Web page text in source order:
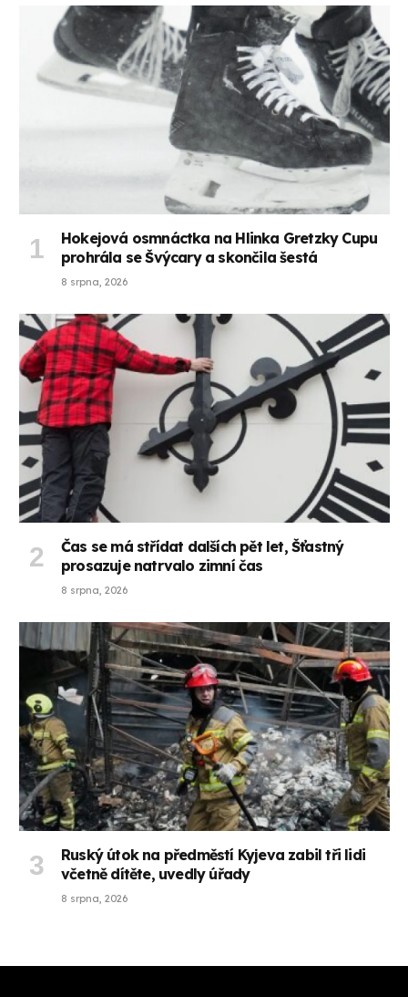
Hokejová osmnáctka na Hlinka Gretzky Cupu
prohrála se Švýcary a skončila šestá
8 srpna, 2026
Čas se má střídat dalších pět let, Šťastný
prosazuje natrvalo zimní čas
8 srpna, 2026
Ruský útok na předměstí Kyjeva zabil tři lidi
včetně dítěte, uvedly úřady
8 srpna, 2026